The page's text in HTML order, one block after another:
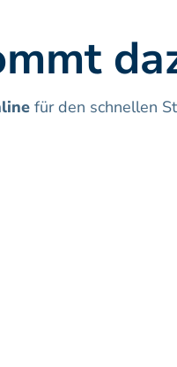
für den schnellen